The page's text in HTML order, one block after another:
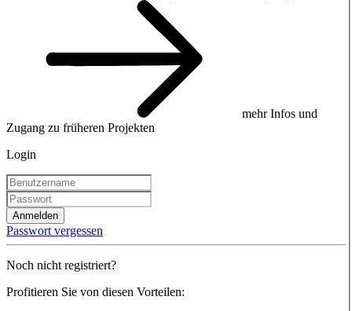
mehr Infos und
Zugang zu früheren Projekten
Login
Anmelden
Passwort vergessen
Noch nicht registriert?
Profitieren Sie von diesen Vorteilen: